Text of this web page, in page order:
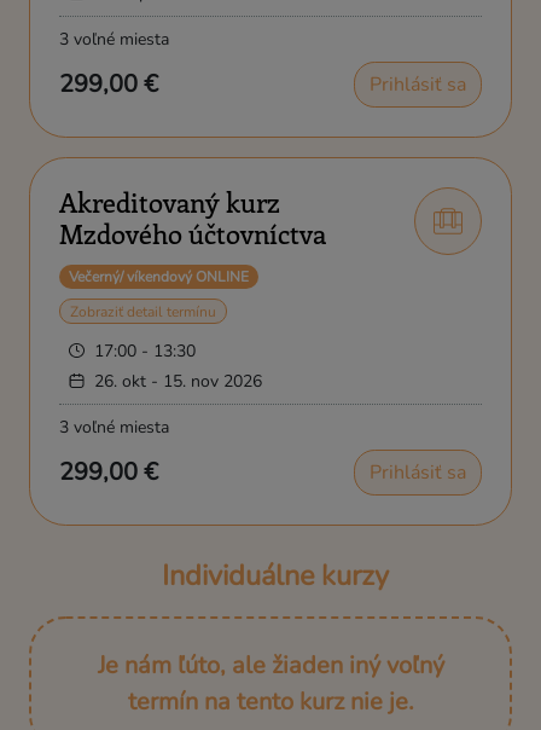
3 voľné miesta
299,00 € Prihlásiť sa
Akreditovaný kurz
Mzdového účtovníctva
Večerný/ víkendový ONLINE
Zobraziť detail termínu
17:00 - 13:30
26. okt - 15. nov 2026
3 voľné miesta
299,00 € Prihlásiť sa
Individuálne kurzy
Je nám ľúto, ale žiaden iný voľný
termín na tento kurz nie je.